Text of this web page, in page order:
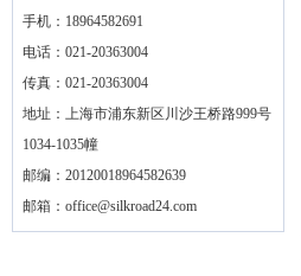
手机：18964582691
电话：021-20363004
传真：021-20363004
地址：上海市浦东新区川沙王桥路999号
1034-1035幢
邮编：20120018964582639
邮箱： office@silkroad24.com